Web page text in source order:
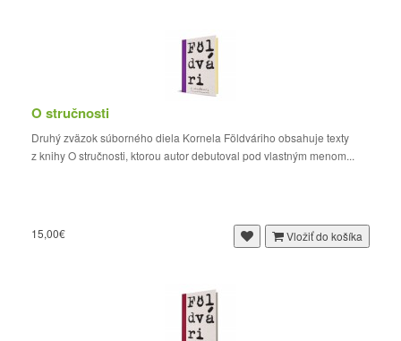
O stručnosti
Druhý zväzok súborného diela Kornela Földváriho obsahuje texty
z knihy O stručnosti, ktorou autor debutoval pod vlastným menom...
15,00€ Vložiť do košíka